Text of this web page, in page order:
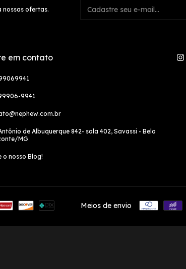
nossas ofertas.
em contato
9941
de Albuquerque 842- sala 402, Savassi - Belo
MG
o nosso Blog!
Meios de envio